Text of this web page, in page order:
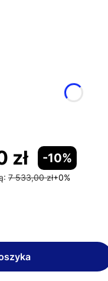
zł -10%
7 533,00 zł+0%